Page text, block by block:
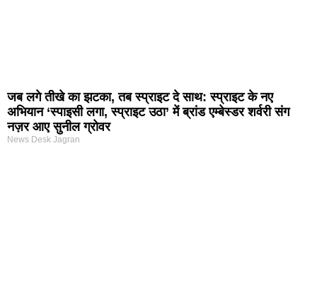
जब लगे तीखे का झटका, तब स्प्राइट दे साथ: स्प्राइट के नए
अभियान ‘स्पाइसी लगा, स्प्राइट उठा’ में ब्रांड एम्बेस्डर शर्वरी संग
नज़र आए सुनील ग्रोवर
News Desk Jagran